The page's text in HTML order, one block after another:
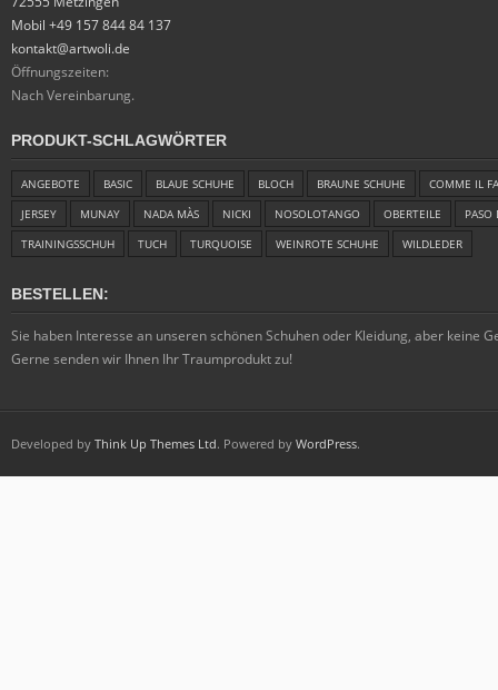
Mobil +49 157 844 84 137
kontakt@artwoli.de
Öffnungszeiten:
Nach Vereinbarung.
PRODUKT-SCHLAGWÖRTER
ANGEBOTE BASIC BLAUE SCHUHE BLOCH BRAUNE SCHUHE
COMME IL
JERSEY
MUNAY NADA MÀS NICKI NOSOLOTANGO OBERTEILE
PASO
TRAININGSSCHUH
TUCH TURQUOISE WEINROTE SCHUHE WILDLEDER
BESTELLEN:
Sie haben Interesse an unseren schönen Schuhen oder Kleidung, aber keine
Gerne senden wir Ihnen Ihr Traumprodukt zu!
Developed by Think Up Themes Ltd. Powered by WordPress.